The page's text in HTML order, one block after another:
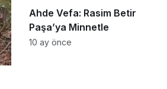
Ahde Vefa: Rasim Betir
Paşa’ya Minnetle
10 ay önce